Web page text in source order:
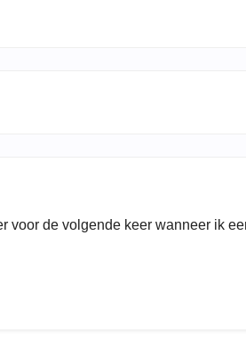
voor de volgende keer wanneer ik